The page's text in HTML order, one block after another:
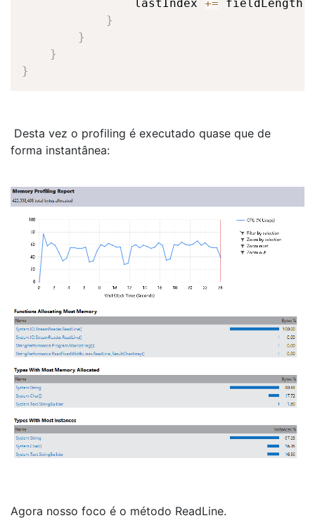
                lastIndex
+= fieldLength
}
}
}
}
Desta vez o profiling é executado quase que de
forma instantânea:
Agora nosso foco é o método ReadLine.